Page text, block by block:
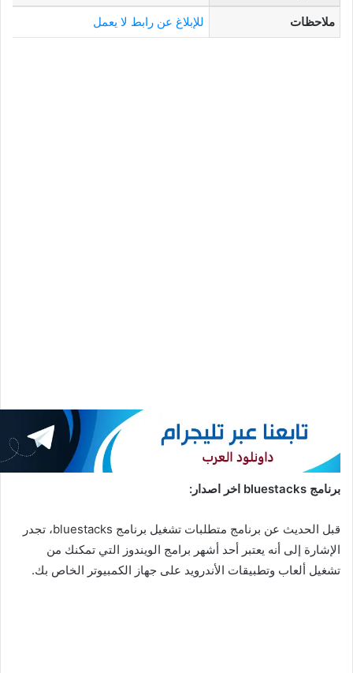
ملاحظات للإبلاغ عن رابط لا يعمل
برنامج bluestacks اخر اصدار:
قبل الحديث عن برنامج متطلبات تشغيل برنامج bluestacks، تجدر
الإشارة إلى أنه يعتبر أحد أشهر برامج الويندوز التي تمكنك من
تشغيل ألعاب وتطبيقات الأندرويد على جهاز الكمبيوتر الخاص بك.